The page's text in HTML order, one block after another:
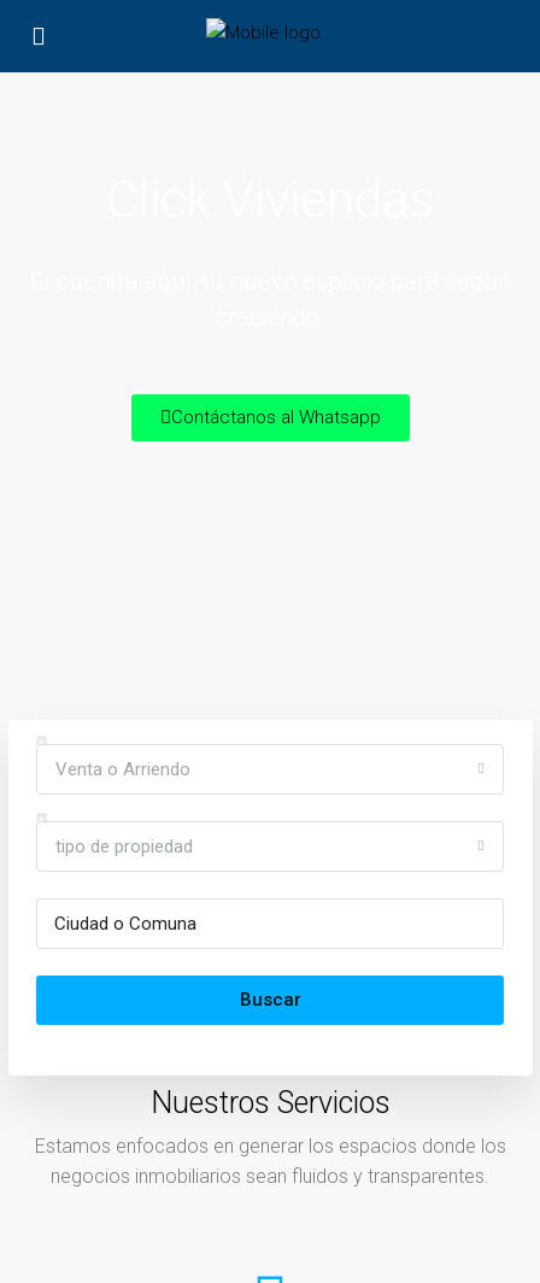
Contáctanos al Whatsapp
Venta o Arriendo
tipo de propiedad
Buscar
Nuestros Servicios
Estamos enfocados en generar los espacios donde los
negocios inmobiliarios sean fluidos y transparentes.